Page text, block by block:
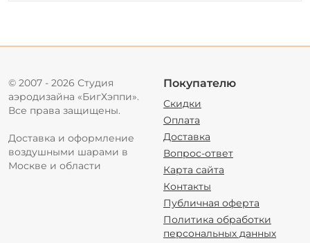
© 2007 - 2026 Студия
аэродизайна «БигХэппи».
Все права защищены.
Доставка и оформление
воздушными шарами в
Москве и области
Покупателю
Скидки
Оплата
Доставка
Вопрос-ответ
Карта сайта
Контакты
Публичная оферта
Политика обработки
персональных данных